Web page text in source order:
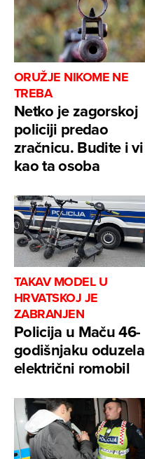
ORUŽJE NIKOME NE
TREBA
Netko je zagorskoj
policiji predao
zračnicu. Budite i vi
kao ta osoba
TAKAV MODEL U
HRVATSKOJ JE
ZABRANJEN
Policija u Maču 46-
godišnjaku oduzela
električni romobil